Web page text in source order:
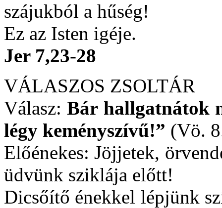
szájukból a hűség!
Ez az Isten igéje.
Jer 7,23-28
VÁLASZOS ZSOLTÁR
Válasz:Bár hallgatnátok
légy keményszívű!” (Vö.
Előénekes: Jöjjetek,
üdvünk sziklája előtt!
Dicsőítő énekkel lépjünk